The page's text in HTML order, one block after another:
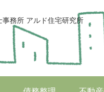
務所 アルド住宅研究所